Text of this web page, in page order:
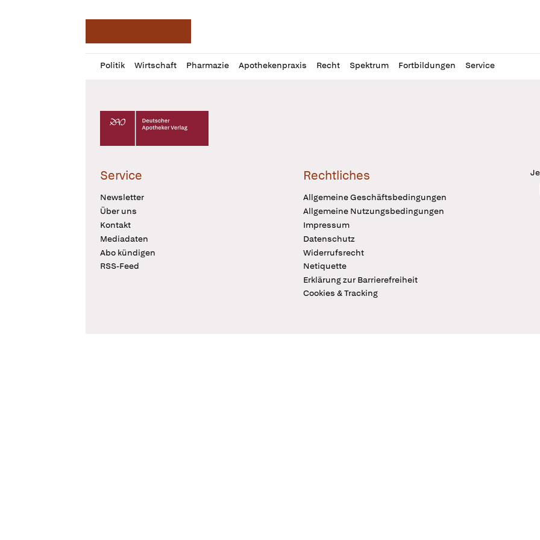
Politik Wirtschaft Pharmazie Apothekenpraxis Recht Spektrum Fortbildungen Service
Profil
öffnen
Daz
Pur
Deutscher Apotheker Verlag Logo
Service
Newsletter
Über uns
Kontakt
Mediadaten
Abo kündigen
RSS-Feed
Rechtliches
Allgemeine Geschäftsbedingungen
Allgemeine Nutzungsbedingungen
Impressum
Datenschutz
Widerrufsrecht
Netiquette
Erklärung zur Barrierefreiheit
Cookies & Tracking